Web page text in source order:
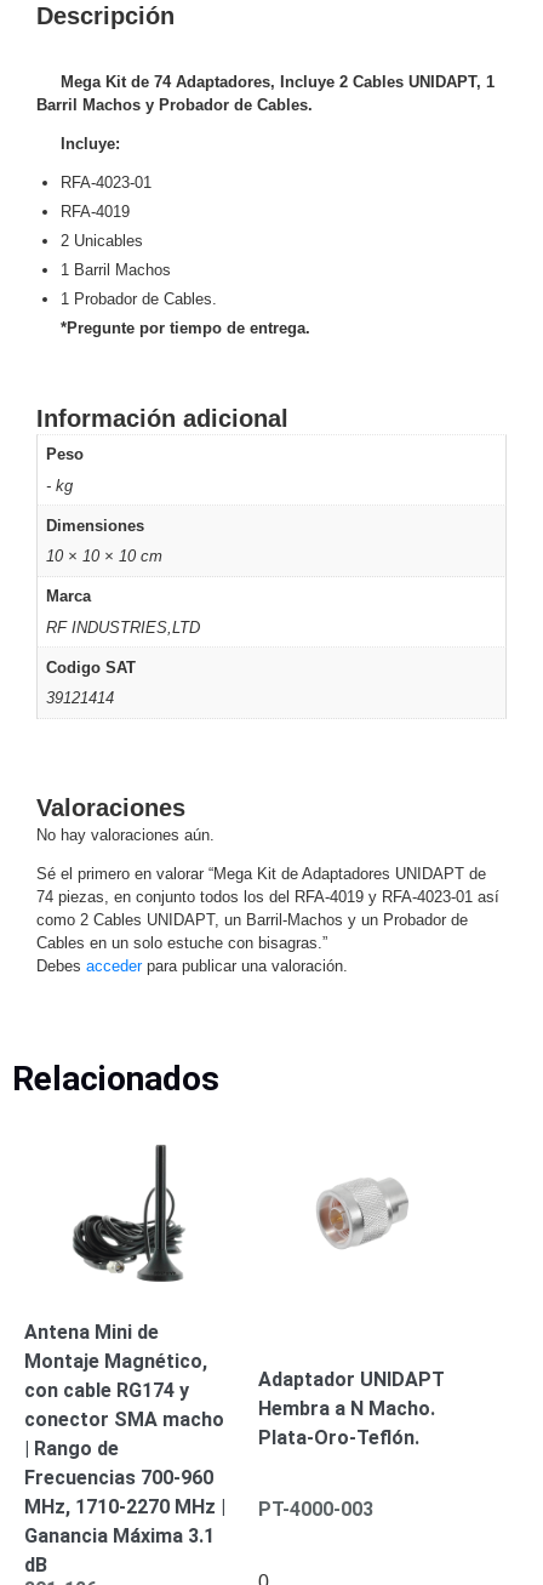
ElectricidadRG59
CaP
Telefónico VGA
/ DVI /
Cámaras
IP y NVRs
Ambientes
Salinos
(Anticorrosión)
y
Decodificadores
/ Eyeball /
TurretFisheye
Hemisféricas
Motorizado
Network
-
PinholeProfesionales
-
Cámaras
y DVRs
TurboHD
/ AHD /
HD-TVI
Ambientes
MotorizadoOcultas
- TurboHD
TVI / AHD
/ CVI
Drones,
Industrial
Cámaras
Industriales
Energía
Adaptadores
de
ParedBateríasFuentes
de
Descripción
Mega Kit de 74 Adaptadores, Incluye 2 Cables UNIDAPT, 1
Barril Machos y Probador de Cables.
Incluye:
RFA-4023-01
RFA-4019
2 Unicables
1 Barril Machos
1 Probador de Cables.
*Pregunte por tiempo de entrega.
Información adicional
Peso
- kg
Dimensiones
10 × 10 × 10 cm
Marca
RF INDUSTRIES,LTD
Codigo SAT
39121414
Valoraciones
No hay valoraciones aún.
Sé el primero en valorar “Mega Kit de Adaptadores UNIDAPT de
74 piezas, en conjunto todos los del RFA-4019 y RFA-4023-01 así
como 2 Cables UNIDAPT, un Barril-Machos y un Probador de
Cables en un solo estuche con bisagras.”
Debes accederpara publicar una valoración.
Relacionados
Antena Mini de
Montaje Magnético,
con cable RG174 y
conector SMA macho
| Rango de
Frecuencias 700-960
MHz, 1710-2270 MHz |
Ganancia Máxima 3.1
dB
Adaptador UNIDAPT
Hembra a N Macho.
Plata-Oro-Teflón.
PT-4000-003